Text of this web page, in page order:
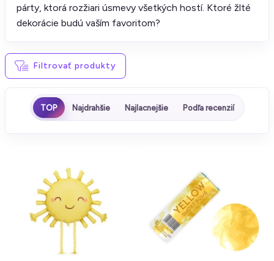
párty, ktorá rozžiari úsmevy všetkých hostí. Ktoré žlté
dekorácie budú vaším favoritom?
Filtrovať produkty
TOP Najdrahšie Najlacnejšie Podľa recenzií